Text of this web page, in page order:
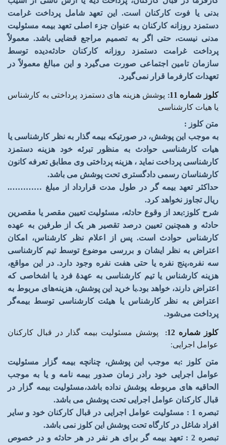
بدنی یا فوت کارکنان است. این تعهد شامل پرداخت غرامت
دستمزد روزانه کارکنان به عنوان جزء اصلی تعهد بیمه مسئولیت
مدنی نیست، حتی اگر به تصمیم مراجع قضایی باشد. معمولاً
پرداخت غرامت دستمزد روزانه کارکنان حادثه‌دیده توسط
سازمان تامین اجتماعی صورت می‌گیرد و این مبالغ معمولاً در
تعهدات کارفرما قرار نمی‌گیرد.
کلوز شماره 11 : پوشش هزینه های دستمزد پرداختی به کارشناس
یا هیات کارشناسی
متن کلوز :
به موجب این پوشش، در صورتیکه بیمه گذار به نظر کارشناسی یا
هیات کارشناسی حوادث به منظور تبرئه خود هزینه دستمزد
کارشناسی پرداخت نماید ، هزینه پرداختی وی مطابق تعرفه کانون
کارشناسان رسمی دادگستری تحت پوشش می باشد.
حداکثر تعهد بیمه گر در طول مدت قرارداد از مبلغ …………
.
ریال تجاوز نخواهد کرد.
شرح کلوز :بعد از وقوع حادثه، مسئولیت تعیین مقصر یا مقصرین
حادثه و همچنین تعیین درصد تقصیر هر یک از طرفین به عهده
کارشناس حوادث است. پس از اعلام نظر کارشناس، امکان
اعتراض به نظر ایشان و بررسی موضوع توسط تیم کارشناسی
سه نفره،پنج نفره یا حتی هفت نفره وجود دارد. در این مواقع،
هزینه کارشناس یا تیم کارشناسی به عهدۀ فرد یا اشخاصی که
اعتراض دارند، خواهد بود.با خرید این پوشش، هزینه‌های مربوط به
اعتراض به نظر کارشناس یا هیئت کارشناسی توسط بیمه‌گر
پرداخت می‌شود.
کلوز شماره 12 :
پوشش مسئولیت بیمه گذار در قبال کارکنان
عوامل اجرایی:
متن کلوز :به موجب این پوشش، چنانچه بیمه گزار مسئولیت
عوامل اجرایی خود رادر زمان صدور بیمه نامه و یا به موجب
الحاقیه های مربوطه پوشش نداده باشد،مسئولیت بیمه گزار در
قبال کارکنان عوامل اجرایی تحت پوشش می باشد.
تبصره 1 : مسئولیت عوامل اجرایی در قبال کارکنان خود و سایر
افراد شاغل در کارگاه تحت پوشش این کلوز نمی باشد.
تبصره 2 : تعهد بیمه گر برای هر نفر در هر حادثه و در خصوص